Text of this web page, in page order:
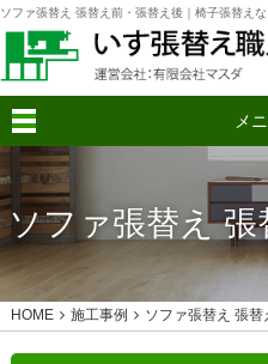
ソファ張替え 張替え前・張替え後｜椅子張替え
メ
ソファ張替え
HOME 施工事例 ソファ張替え 張替